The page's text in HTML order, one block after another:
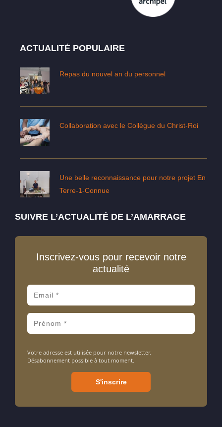
ACTUALITÉ POPULAIRE
Repas du nouvel an du personnel
Collaboration avec le Collègue du Christ-Roi
Une belle reconnaissance pour notre projet En
Terre-1-Connue
SUIVRE L’ACTUALITÉ DE L’AMARRAGE
Inscrivez-vous pour recevoir notre
actualité
Votre adresse est utilisée pour notre newsletter.
Désabonnement possible à tout moment.